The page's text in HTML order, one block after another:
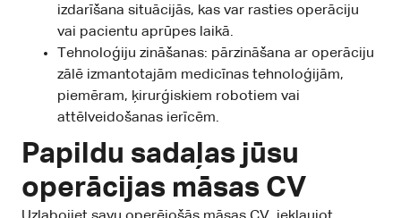
izdarīšana situācijās, kas var rasties operāciju
vai pacientu aprūpes laikā.
Tehnoloģiju zināšanas: pārzināšana ar operāciju
zālē izmantotajām medicīnas tehnoloģijām,
piemēram, ķirurģiskiem robotiem vai
attēlveidošanas ierīcēm.
Papildu sadaļas jūsu
operācijas māsas CV